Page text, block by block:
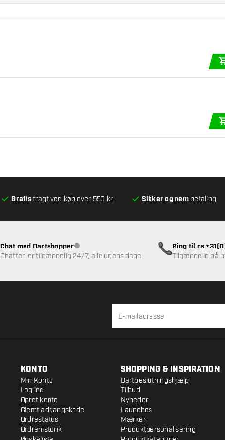
Gratisfragt ved køb over 550 kr. Sikker og nembetaling
Chat med DartshopperKundeservice ikke tilgængelig
Chatten er tilgængelig 24/7, alle ugens dage
Ring til os
Tilgængelig på
KONTO
Min Konto
Log ind
Opret konto
Glemt adgangskode
Ordrestatus
Ordrehistorik
SHOPPING & INSPIRATION
Dartbeslutningshjælp
Tilbud
Nyheder
Launches
Mærker
Produktpersonalisering